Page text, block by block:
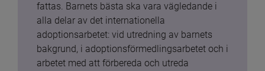
fattas. Barnets bästa ska vara vägledande i
alla delar av det internationella
adoptionsarbetet: vid utredning av barnets
bakgrund, i adoptionsförmedlingsarbetet och i
arbetet med att förbereda och utreda